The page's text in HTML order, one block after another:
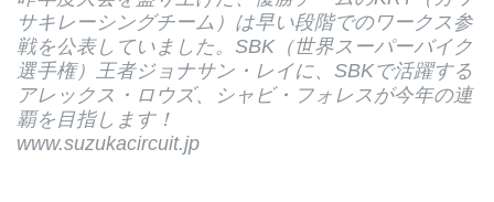
サキレーシングチーム）は早い段階でのワークス参
戦を公表していました。SBK（世界スーパーバイク
選手権）王者ジョナサン・レイに、SBKで活躍する
アレックス・ロウズ、シャビ・フォレスが今年の連
覇を目指します！
www.suzukacircuit.jp